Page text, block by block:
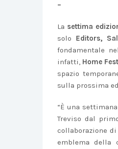
–
La settima
solo Editors,
fondamentale
infatti, Home
spazio
sulla prossima
“È una
Treviso dal
collaborazione
emblema della